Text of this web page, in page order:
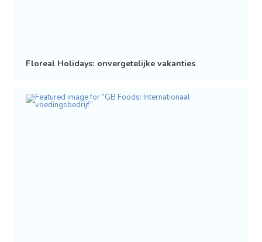
Floreal Holidays: onvergetelijke vakanties